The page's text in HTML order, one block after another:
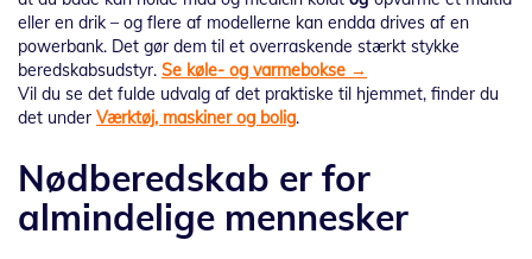
eller en drik – og flere af modellerne kan endda drives af en
powerbank. Det gør dem til et overraskende stærkt stykke
beredskabsudstyr. Se køle- og varmebokse →
Vil du se det fulde udvalg af det praktiske til hjemmet, finder du
det under Værktøj, maskiner og bolig.
Nødberedskab er for
almindelige mennesker